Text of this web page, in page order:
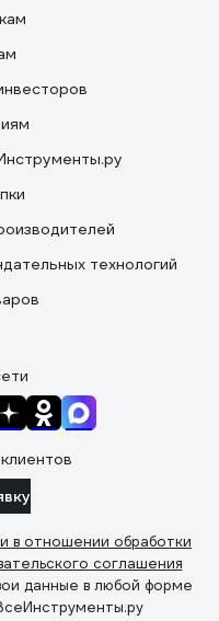
технологий
в отношении обработки
соглашения
данные в любой форме